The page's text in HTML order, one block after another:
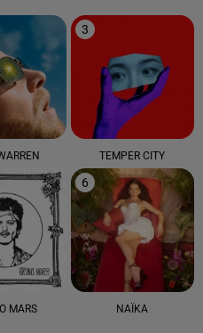
3
TEMPER CITY
MARS
6
NAÏKA